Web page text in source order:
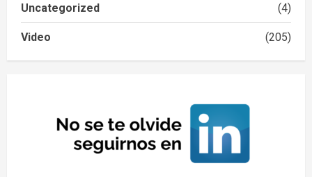
Uncategorized (4)
Video (205)